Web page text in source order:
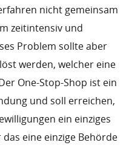
nicht gemeinsam
zeitintensiv und
Problem sollte aber
werden, welcher eine
One-Stop-Shop ist ein
und soll erreichen,
ein einziges
eine einzige Behörde